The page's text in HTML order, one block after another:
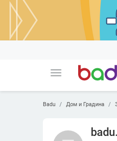
menu
Badu Дом и Градина